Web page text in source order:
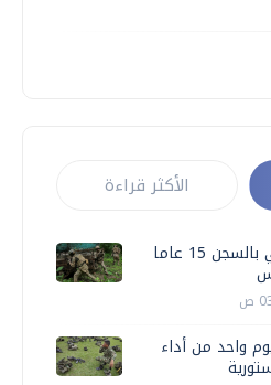
الأكثر قراءة
أوكرانيا: إدانة عميل روسي بالسجن 15 عاما
واحد من أداء